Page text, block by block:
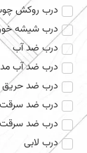
درب روکش
درب شیشه
درب ضد آب
درب ضد آب
درب ضد حریق
درب ضد سرقت
درب ضد سرقت
درب لابی